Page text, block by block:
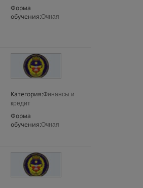
Форма
обучения:Очная
Категория:Финансы и
кредит
Форма
обучения:Очная